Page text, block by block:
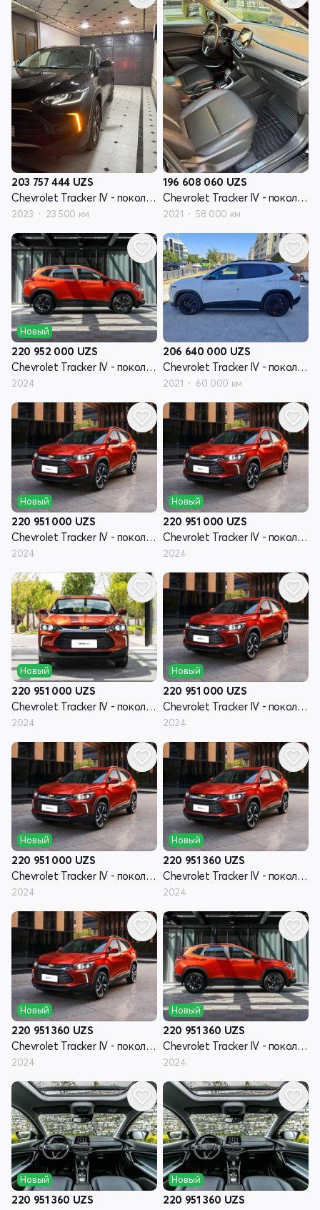
203 757 444 UZS
Chevrolet Tracker IV - поколение
2023 23 500 км
196 608 060 UZS
Chevrolet Tracker IV - поколение
2021 58 000 км
Новый
220 952 000 UZS
Chevrolet Tracker IV - поколение
2024
206 640 000 UZS
Chevrolet Tracker IV - поколение
2021 60 000 км
Новый
220 951 000 UZS
Chevrolet Tracker IV - поколение
2024
Новый
220 951 000 UZS
Chevrolet Tracker IV - поколение
2024
Новый
220 951 000 UZS
Chevrolet Tracker IV - поколение
2024
Новый
220 951 000 UZS
Chevrolet Tracker IV - поколение
2024
Новый
220 951 000 UZS
Chevrolet Tracker IV - поколение
2024
Новый
220 951 360 UZS
Chevrolet Tracker IV - поколение
2024
Новый
220 951 360 UZS
Chevrolet Tracker IV - поколение
2024
Новый
220 951 360 UZS
Chevrolet Tracker IV - поколение
2024
Новый
220 951 360 UZS
Новый
220 951 360 UZS